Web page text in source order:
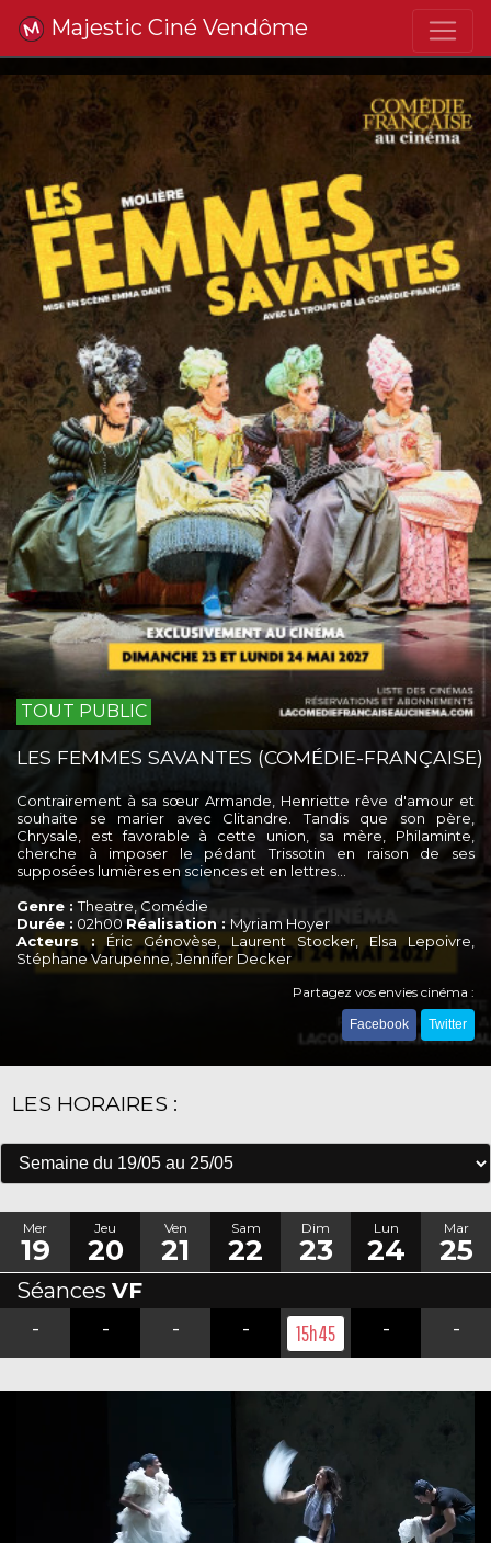
Majestic Ciné Vendôme
TOUT PUBLIC
LES FEMMES SAVANTES (COMÉDIE-FRANÇAISE)
Contrairement à sa sœur Armande, Henriette rêve d'amour et
souhaite se marier avec Clitandre. Tandis que son père,
Chrysale, est favorable à cette union, sa mère, Philaminte,
cherche à imposer le pédant Trissotin en raison de ses
supposées lumières en sciences et en lettres…
Genre :Theatre, Comédie
Durée : 02h00Réalisation : Myriam Hoyer
Acteurs : Éric Génovèse, Laurent Stocker, Elsa Lepoivre,
Stéphane Varupenne, Jennifer Decker
Partagez vos envies cinéma :
Facebook Twitter
LES HORAIRES :
Mer
19
Jeu
20
Ven
21
Sam
22
Dim
23
Lun
24
Mar
25
Séances VF
-
- - - 15h45 - -